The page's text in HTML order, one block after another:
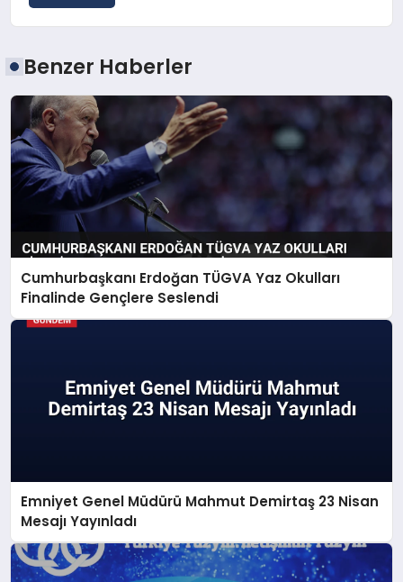
Benzer Haberler
Cumhurbaşkanı Erdoğan TÜGVA Yaz Okulları
Finalinde Gençlere Seslendi
Emniyet Genel Müdürü Mahmut Demirtaş 23 Nisan
Mesajı Yayınladı